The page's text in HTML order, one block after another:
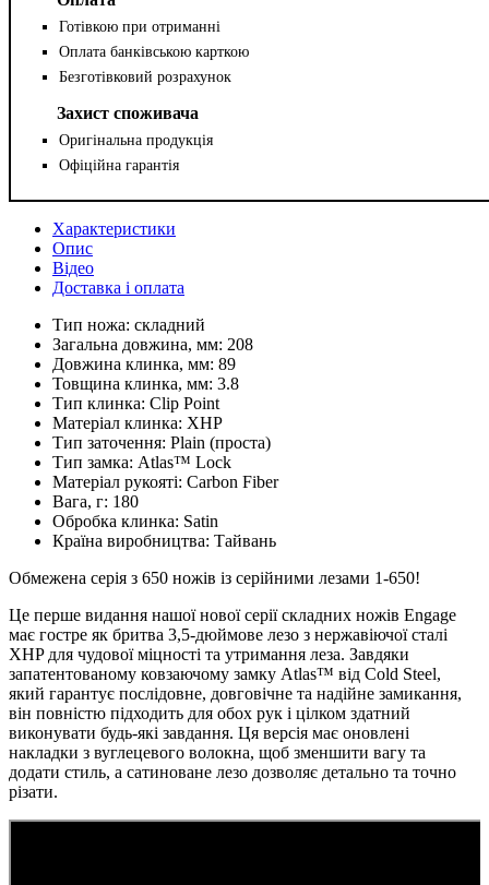
Готівкою при отриманні
Оплата банківською карткою
Безготівковий розрахунок
Захист споживача
Оригінальна продукція
Офіційна гарантія
Характеристики
Опис
Відео
Доставка і оплата
Тип ножа: складний
Загальна довжина, мм: 208
Довжина клинка, мм: 89
Товщина клинка, мм: 3.8
Тип клинка: Clip Point
Матеріал клинка: XHP
Тип заточення: Plain (проста)
Тип замка: Atlas™️ Lock
Матеріал рукояті: Carbon Fiber
Вага, г: 180
Обробка клинка: Satin
Країна виробництва: Тайвань
Обмежена серія з 650 ножів із серійними лезами 1-650!
Це перше видання нашої нової серії складних ножів Engage
має гостре як бритва 3,5-дюймове лезо з нержавіючої сталі
XHP для чудової міцності та утримання леза. Завдяки
запатентованому ковзаючому замку Atlas™ від Cold Steel,
який гарантує послідовне, довговічне та надійне замикання,
він повністю підходить для обох рук і цілком здатний
виконувати будь-які завдання. Ця версія має оновлені
накладки з вуглецевого волокна, щоб зменшити вагу та
додати стиль, а сатиноване лезо дозволяє детально та точно
різати.